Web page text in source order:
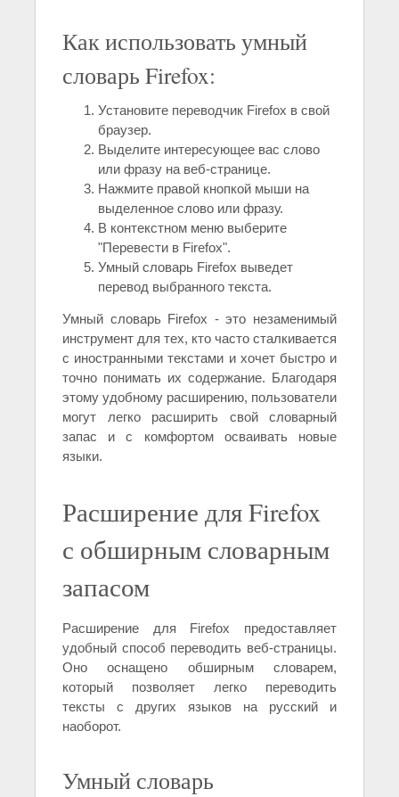
Как использовать умный
словарь Firefox:
Установите переводчик Firefox в свой
браузер.
Выделите интересующее вас слово
или фразу на веб-странице.
Нажмите правой кнопкой мыши на
выделенное слово или фразу.
В контекстном меню выберите
"Перевести в Firefox".
Умный словарь Firefox выведет
перевод выбранного текста.
Умный словарь Firefox - это незаменимый
инструмент для тех, кто часто сталкивается
с иностранными текстами и хочет быстро и
точно понимать их содержание. Благодаря
этому удобному расширению, пользователи
могут легко расширить свой словарный
запас и с комфортом осваивать новые
языки.
Расширение для Firefox
с обширным словарным
запасом
Расширение для Firefox предоставляет
удобный способ переводить веб-страницы.
Оно оснащено обширным словарем,
который позволяет легко переводить
тексты с других языков на русский и
наоборот.
Умный словарь